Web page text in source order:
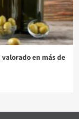
en más de